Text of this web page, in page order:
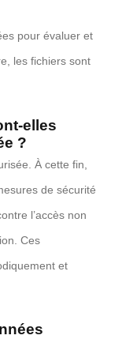
pour évaluer et
les fichiers sont
elles
?
À cette fin,
de sécurité
l’accès non
Ces
et